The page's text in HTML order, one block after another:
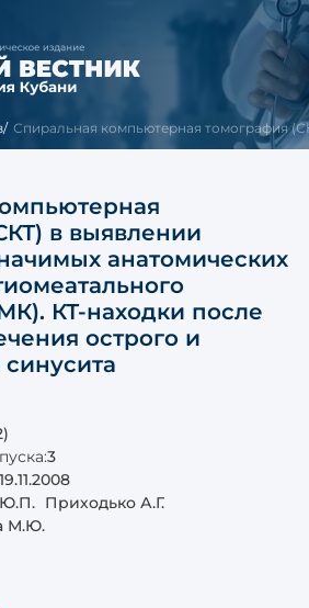
Спиральная компьютерная томография
в выявлении
анатомических
КТ-находки после
острого и
3
19.11.2008
Приходько А.Г.
М.Ю.